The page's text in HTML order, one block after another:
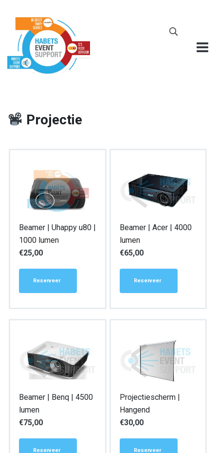
Projectie
Beamer | Uhappy u80 |
1000 lumen
€25,00
Reserveer
Beamer | Acer | 4000
lumen
€65,00
Reserveer
Beamer | Benq | 4500
lumen
€75,00
Reserveer
Projectiescherm |
Hangend
€30,00
Reserveer